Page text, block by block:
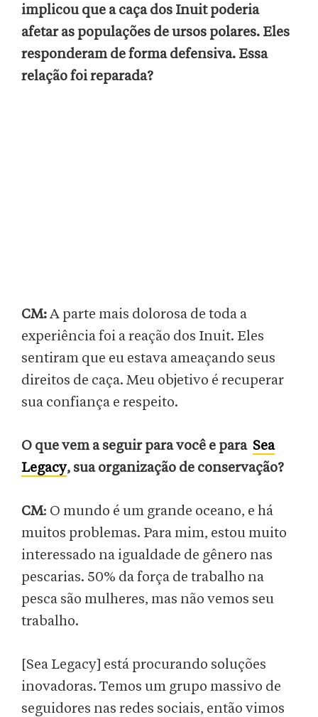
implicou que a caça dos Inuit poderia
afetar as populações de ursos polares. Eles
responderam de forma defensiva. Essa
relação foi reparada?
CM:A parte mais dolorosa de toda a
experiência foi a reação dos Inuit. Eles
sentiram que eu estava ameaçando seus
direitos de caça. Meu objetivo é recuperar
sua confiança e respeito.
O que vem a seguir para você e para Sea
Legacy, sua organização de conservação?
CM: O mundo é um grande oceano, e há
muitos problemas. Para mim, estou muito
interessado na igualdade de gênero nas
pescarias. 50% da força de trabalho na
pesca são mulheres, mas não vemos seu
trabalho.
[Sea Legacy] está procurando soluções
inovadoras. Temos um grupo massivo de
seguidores nas redes sociais, então vimos